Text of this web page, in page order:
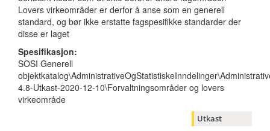
Lovers virkeområder er derfor å anse som en generell
standard, og bør ikke erstatte fagspesifikke standarder der
disse er laget
Spesifikasjon:
SOSI Generell
4.8-Utkast-2020-12-10\Forvaltningsområder og lovers
virkeområde
Utkast